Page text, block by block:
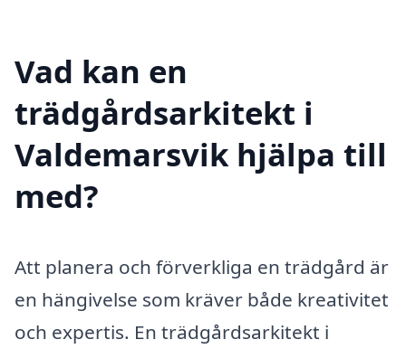
Vad kan en
trädgårdsarkitekt i
Valdemarsvik hjälpa till
med?
Att planera och förverkliga en trädgård är
en hängivelse som kräver både kreativitet
och expertis. En trädgårdsarkitekt i